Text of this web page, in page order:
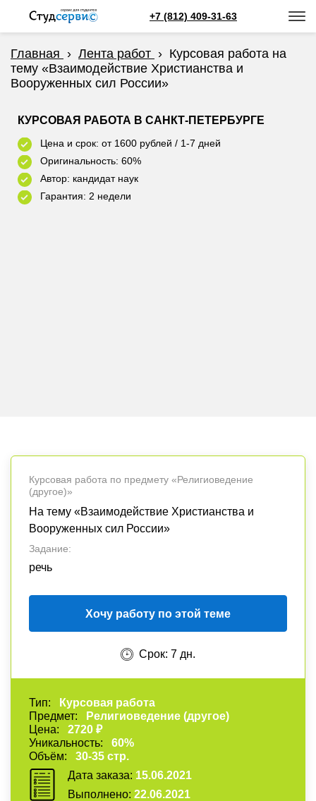
+7 (812) 409-31-63
Главная › Лента работ › Курсовая работа на
тему «Взаимодействие Христианства и
Вооруженных сил России»
КУРСОВАЯ РАБОТА В САНКТ-ПЕТЕРБУРГЕ
Цена и срок: от 1600 рублей / 1-7 дней
Оригинальность: 60%
Автор: кандидат наук
Гарантия: 2 недели
Курсовая работа по предмету «Религиоведение
(другое)»
На тему «Взаимодействие Христианства и
Вооруженных сил России»
Задание:
речь
Хочу работу по этой теме
Срок: 7 дн.
Тип:
Курсовая работа
Предмет:
Религиоведение (другое)
Цена:
2720 ₽
Уникальность:
60%
Объём:
30-35 стр.
Дата заказа: 15.06.2021
Выполнено: 22.06.2021